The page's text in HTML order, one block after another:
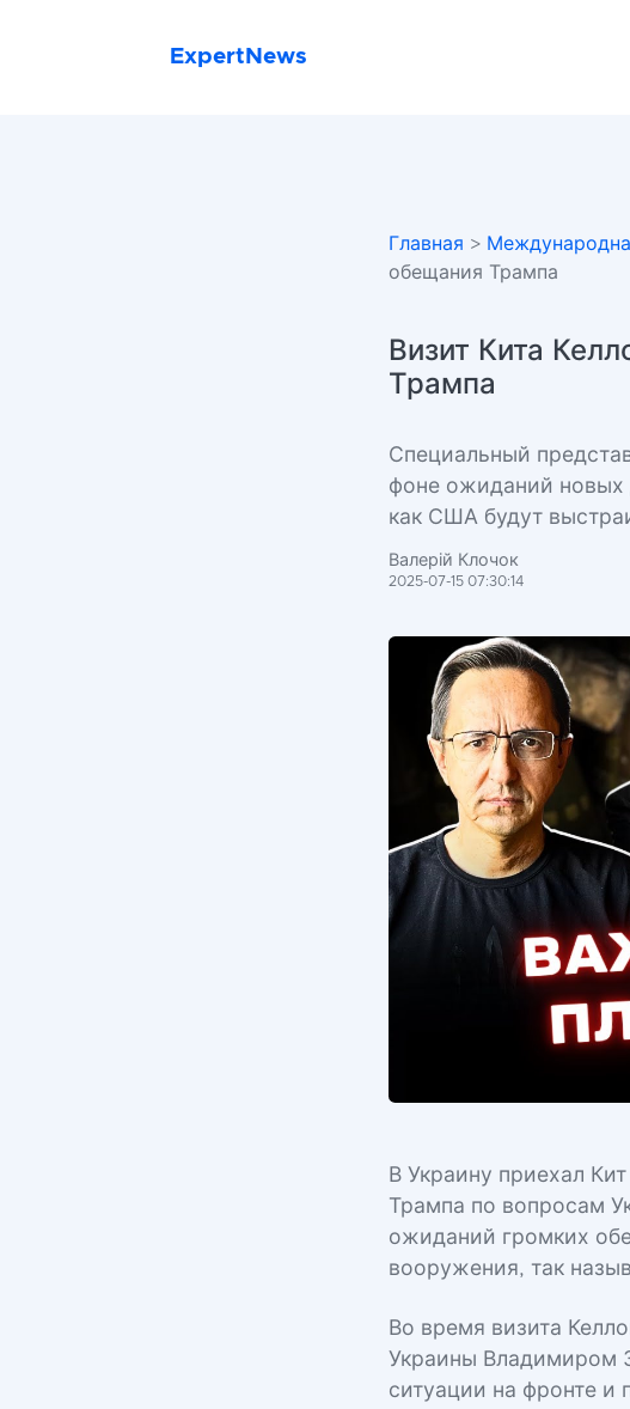
ExpertNews
Главная >
обещания Трампа
Визит Кита
Трампа
Специальный
фоне ожиданий новых
как США будут
Валерій Клочок
2025-07-15 07:30:14
В Украину приехал
Трампа по вопросам
ожиданий громких
вооружения, так
Во время визита
Украины Владимиром
ситуации на фронте и